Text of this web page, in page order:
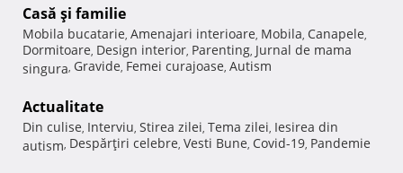
Casă şi familie
Mobila bucatarie, Amenajari interioare, Mobila, Canapele,
Dormitoare, Design interior, Parenting, Jurnal de mama
singura, Gravide, Femei curajoase, Autism
Actualitate
Din culise, Interviu, Stirea zilei, Tema zilei, Iesirea din
autism, Despărţiri celebre, Vesti Bune, Covid-19, Pandemie